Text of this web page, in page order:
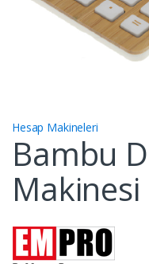
Hesap Makineleri
Bambu
Makinesi